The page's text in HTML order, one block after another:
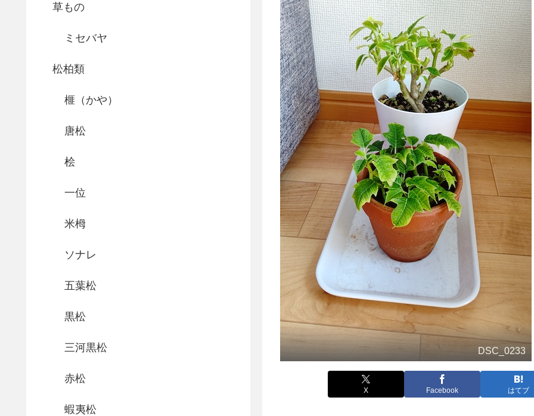
DSC_0233
X Facebook はてブ
草もの
ミセバヤ
松柏類
榧（かや）
唐松
桧
一位
米栂
ソナレ
五葉松
黒松
三河黒松
赤松
蝦夷松